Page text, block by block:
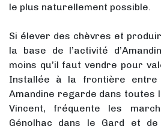
le plus naturellement possible.
Si élever des chèvres et
la base de l’activité
moins qu’il faut vendre pour
Installée à la frontière entre
Amandine regarde dans toutes
Vincent, fréquente les
Génolhac dans le Gard et